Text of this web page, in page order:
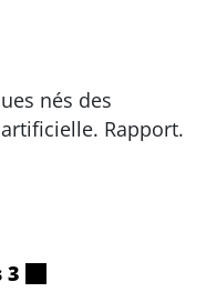
nés des
Rapport.
3